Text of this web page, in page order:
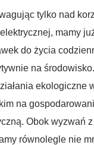
tylko nad
mamy
do życia
na
ekologiczne
na
Obok wyzwań
równolegle nie